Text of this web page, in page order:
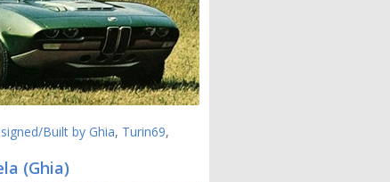
Built by Ghia, Turin69,
(Ghia)